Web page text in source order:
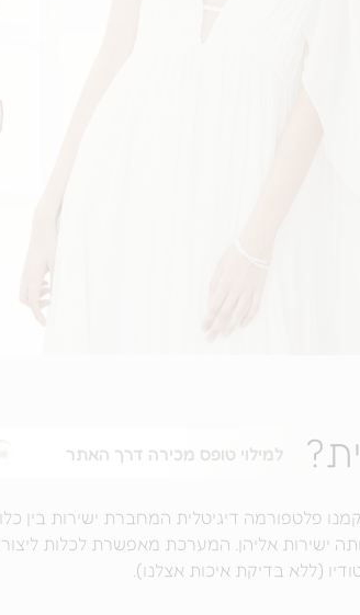
למילוי טופס מכירה דרך האתר
פלטפורמה דיגיטלית המחברת ישירות בין
ישירות אליהן. המערכת מאפשרת לכלות
(ללא בדיקת איכות אצלנו).